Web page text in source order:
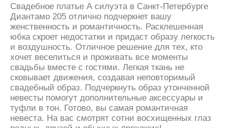
Свадебное платье А силуэта в Санкт-Петербурге
Диантамо 205 отлично подчеркнет вашу
женственность и романтичность. Расклешенная
юбка скроет недостатки и придаст образу легкость
и воздушность. Отличное решение для тех, кто
хочет веселиться и проживать все моменты
свадьбы вместе с гостями. Легкая ткань не
сковывает движения, создавая неповторимый
свадебный образ. Подчеркнуть образ утонченной
невесты помогут дополнительные аксессуары и
туфли в тон. Готово, вы самая романтичная
невеста. На вас смотрят сотни восхищенных глаз